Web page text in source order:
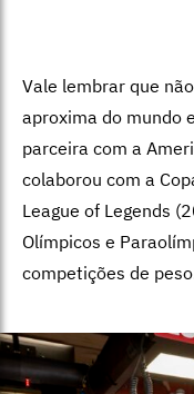
Vale lembrar que
aproxima do mundo
parceira com a
colaborou com a
League of Legends
Olímpicos e
competições de